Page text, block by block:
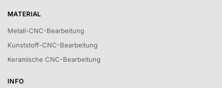
MATERIAL
Metall-CNC-Bearbeitung
Kunststoff-CNC-Bearbeitung
Keramische CNC-Bearbeitung
INFO